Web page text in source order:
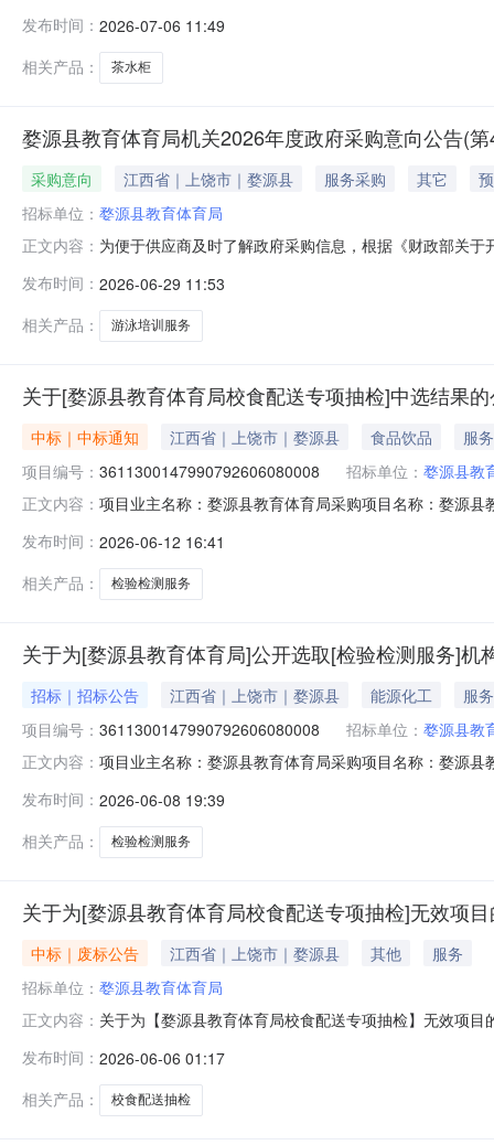
城南路联系方式：13755332661六、合同主要信息主要
发布时间： 2026-07-06 11:49
相关产品：
茶水柜
婺源县教育体育局机关2026年度政府采购意向公告(
采购意向 江西省｜上饶市｜婺源县 服务采购 其它
招标单位： 婺源县教育体育局
正文内容： 为便于供应商及时了解政府采购信息，根据《财政部关
泳培训服务采购采购数量：1批主要功能或目标：主要是
需满足的要求：具体见招标
发布时间： 2026-06-29 11:53
相关产品：
游泳培训服务
关于[婺源县教育体育局校食配送专项抽检]中选结果
中标｜中标通知 江西省｜上饶市｜婺源县 食品饮品
服务
项目编号： 3611300147990792606080008 招标单位： 婺源县教
正文内容： 项目业主名称：婺源县教育体育局采购项目名称：婺源
日）合同备案时间：5（个工作日）选取中介方式：网上
发布时间： 2026-06-12 16:41
相关产品：
检验检测服务
关于为[婺源县教育体育局]公开选取[检验检测服务]机
招标｜招标公告 江西省｜上饶市｜婺源县 能源化工
服务
项目编号： 3611300147990792606080008 招标单位： 婺源县教
正文内容： 项目业主名称：婺源县教育体育局采购项目名称：婺源
感、铝的残留量(干样品,以Al计)、柠檬黄、铅(以Pb计)
发布时间： 2026-06-08 19:39
相关产品：
检验检测服务
关于为[婺源县教育体育局校食配送专项抽检]无效项
中标｜废标公告 江西省｜上饶市｜婺源县 其他
服务
招标单位： 婺源县教育体育局
正文内容： 关于为【婺源县教育体育局校食配送专项抽检】无效项
发布时间： 2026-06-06 01:17
相关产品：
校食配送抽检